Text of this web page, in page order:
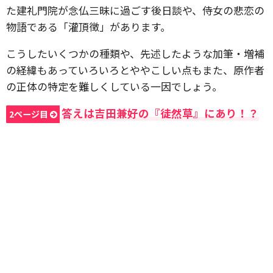
た建礼門院が念仏三昧に過ごす後日談や、侍女の悲恋の
物語である「灌頂徴」があります。
こうしたいくつかの種類や、先述したような加筆・増補
の経緯もあっていろいろとややこしい点もまた、原作者
の正体の特定を難しくしている一因でしょう。
2ページ目 答えは吉田兼好の『徒然草』にあり！？